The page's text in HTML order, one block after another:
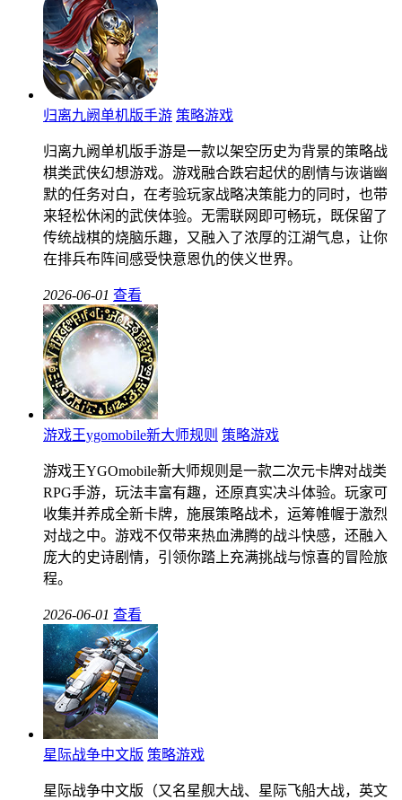
归离九阙单机版手游 策略游戏
归离九阙单机版手游是一款以架空历史为背景的策略战
棋类武侠幻想游戏。游戏融合跌宕起伏的剧情与诙谐幽
默的任务对白，在考验玩家战略决策能力的同时，也带
来轻松休闲的武侠体验。无需联网即可畅玩，既保留了
传统战棋的烧脑乐趣，又融入了浓厚的江湖气息，让你
在排兵布阵间感受快意恩仇的侠义世界。
2026-06-01 查看
游戏王ygomobile新大师规则 策略游戏
游戏王YGOmobile新大师规则是一款二次元卡牌对战类
RPG手游，玩法丰富有趣，还原真实决斗体验。玩家可
收集并养成全新卡牌，施展策略战术，运筹帷幄于激烈
对战之中。游戏不仅带来热血沸腾的战斗快感，还融入
庞大的史诗剧情，引领你踏上充满挑战与惊喜的冒险旅
程。
2026-06-01 查看
星际战争中文版 策略游戏
星际战争中文版（又名星舰大战、星际飞船大战，英文